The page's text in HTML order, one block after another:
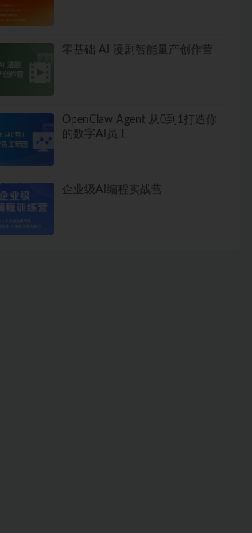
零基础 AI 漫剧智能量产创作营
OpenClaw Agent 从0到1打造你
的数字AI员工
企业级AI编程实战营